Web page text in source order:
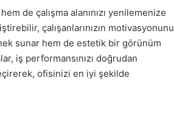
de çalışma alanınızı yenilemenize
çalışanlarınızın motivasyonunu
sunar hem de estetik bir görünüm
iş performansınızı doğrudan
ofisinizi en iyi şekilde